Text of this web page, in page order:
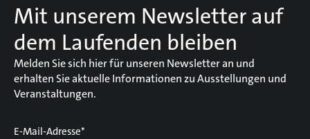
Mit unserem Newsletter auf
dem Laufenden bleiben
Melden Sie sich hier für unseren Newsletter an und
erhalten Sie aktuelle Informationen zu Ausstellungen und
Veranstaltungen.
E-Mail-Adresse*